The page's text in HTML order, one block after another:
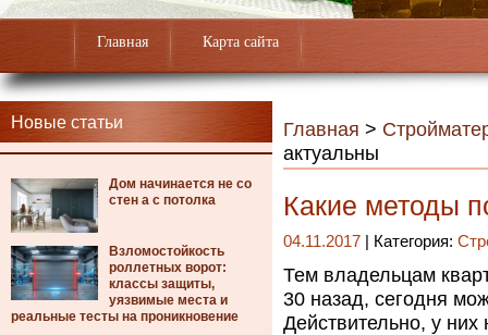
Главная Карта сайта
Новые статьи
Дом начинается не со
стен а с потолка
Взломостойкость
роллетных ворот:
классы защиты,
уязвимые места и
реальные тесты на проникновение
Главная >
актуальны
Какие методы
04.11.2017 | Категория:
Тем владельцам
30 назад, сегодня
Действительно, у